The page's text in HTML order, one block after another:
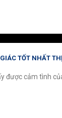
TỐT NHẤT
được cảm tình